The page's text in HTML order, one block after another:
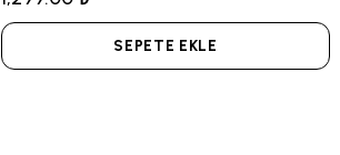
SEPETE EKLE